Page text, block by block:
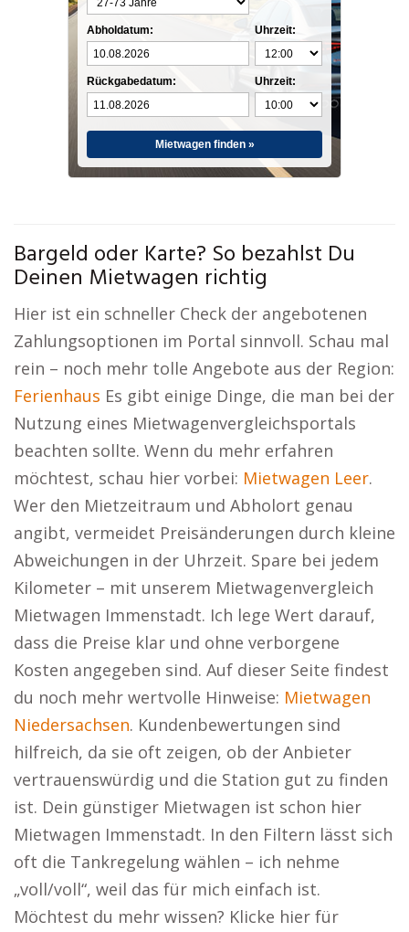
Abholdatum:
Rückgabedatum:
Uhrzeit:
Uhrzeit:
Mietwagen finden »
Bargeld oder Karte? So bezahlst Du
Deinen Mietwagen richtig
Hier ist ein schneller Check der angebotenen
Zahlungsoptionen im Portal sinnvoll. Schau mal
rein – noch mehr tolle Angebote aus der Region:
Ferienhaus Es gibt einige Dinge, die man bei der
Nutzung eines Mietwagenvergleichsportals
beachten sollte. Wenn du mehr erfahren
möchtest, schau hier vorbei: Mietwagen Leer.
Wer den Mietzeitraum und Abholort genau
angibt, vermeidet Preisänderungen durch kleine
Abweichungen in der Uhrzeit. Spare bei jedem
Kilometer – mit unserem Mietwagenvergleich
Mietwagen Immenstadt. Ich lege Wert darauf,
dass die Preise klar und ohne verborgene
Kosten angegeben sind. Auf dieser Seite findest
du noch mehr wertvolle Hinweise: Mietwagen
Niedersachsen. Kundenbewertungen sind
hilfreich, da sie oft zeigen, ob der Anbieter
vertrauenswürdig und die Station gut zu finden
ist. Dein günstiger Mietwagen ist schon hier
Mietwagen Immenstadt. In den Filtern lässt sich
oft die Tankregelung wählen – ich nehme
„voll/voll“, weil das für mich einfach ist.
Möchtest du mehr wissen? Klicke hier für